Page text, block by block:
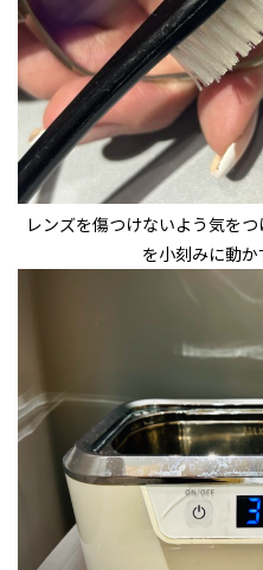
レンズを傷つけないよう気を
を小刻みに動か